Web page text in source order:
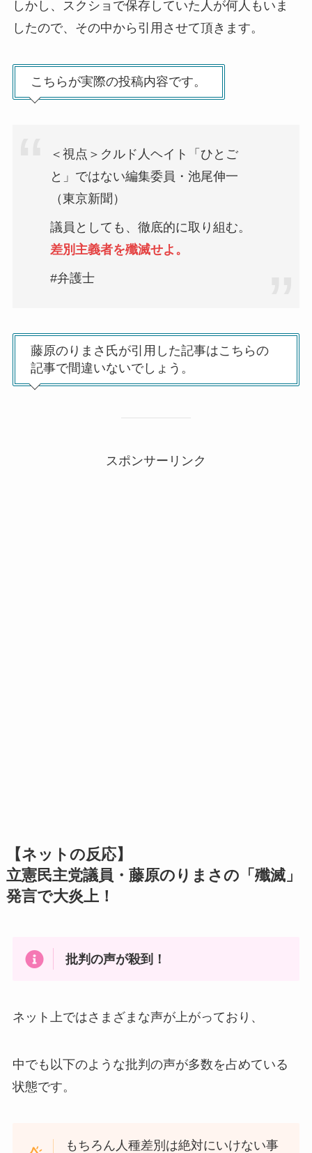
しかし、スクショで保存していた人が何人もいま
したので、その中から引用させて頂きます。
こちらが実際の投稿内容です。
＜視点＞クルド人ヘイト「ひとご
と」ではない編集委員・池尾伸一
（東京新聞）
議員としても、徹底的に取り組む。
差別主義者を殲滅せよ。
#弁護士
藤原のりまさ氏が引用した記事はこちらの
記事で間違いないでしょう。
スポンサーリンク
【ネットの反応】
立憲民主党議員・藤原のりまさの「殲滅」
発言で大炎上！
批判の声が殺到！
ネット上ではさまざまな声が上がっており、
中でも以下のような批判の声が多数を占めている
状態です。
もちろん人種差別は絶対にいけない事